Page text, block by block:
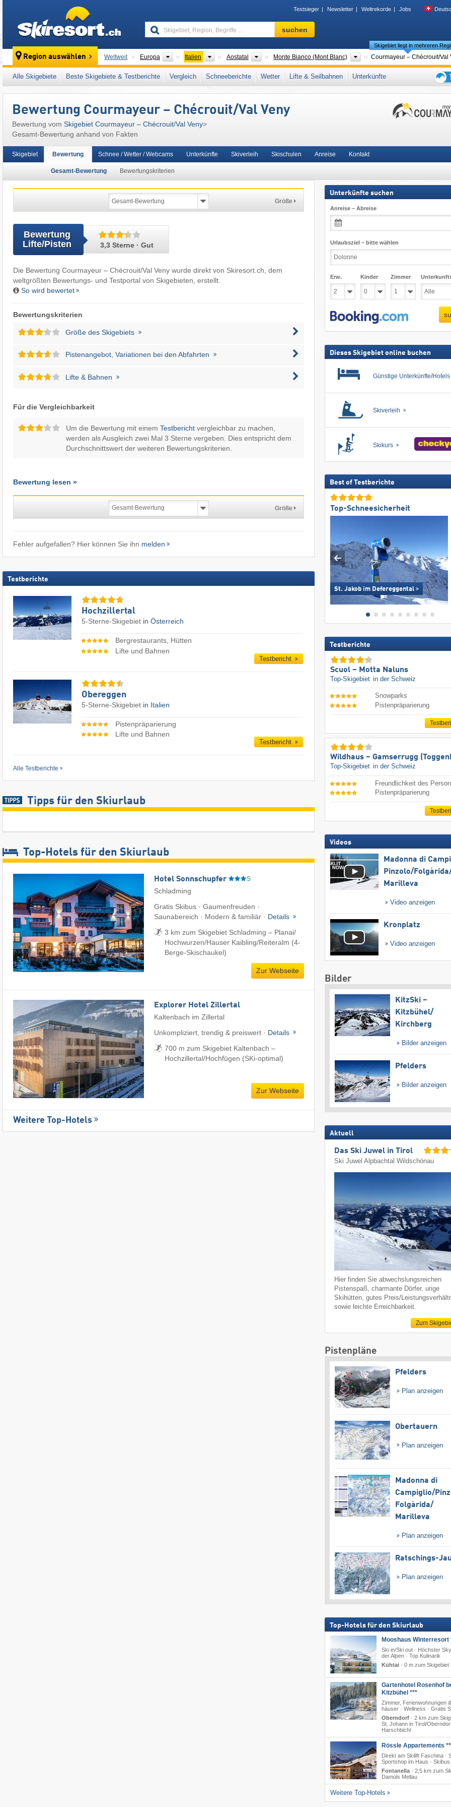
Testsieger Newsletter Weltrekorde Jobs
Skigebiet,
Region,
…
suchen
Region auswählen Weltweit Europa Kontinente
Italien LänderAostatal Regionen
Monte Bianco (Mont Blanc) Tourismusregionen
Skigebiet liegt in mehreren
Courmayeur – Chécrouit/​Val
Dieses Skigebiet liegt auch in: Grajische Alpen Walliser Alpen Nordwestitalien, Ikon Pass , Italienische Alpen Norditalien,
Südeuropa Europäische Union
Alle Skigebiete Beste Skigebiete & Testberichte Vergleich Schneeberichte Wetter Lifte & Seilbahnen
Unterkünfte
den
Bewertung Courmayeur – Chécrouit/​Val Veny
Bewertung vom Skigebiet Courmayeur – Chécrouit/​Val Veny>
Gesamt-Bewertung anhand von Fakten
Skigebiet Bewertung
Gesamt-Bewertung Bewertungskriterien
Schnee / Wetter / Webcams Unterkünfte Skiverleih Skischulen Anreise Kontakt
Größe
Bewertung
Lifte/Pisten
3,3 Sterne · Gut
Die Bewertung Courmayeur – Chécrouit/​Val Veny wurde direkt von Skiresort.ch, dem
weltgrößten Bewertungs- und Testportal von Skigebieten, erstellt.
So wird bewertet
Bewertungskriterien
Größe des Skigebiets
Pistenangebot, Variationen bei den Abfahrten
Lifte & Bahnen
Für die Vergleichbarkeit
Um die Bewertung mit einem Testberichtvergleichbar zu machen,
werden als Ausgleich zwei Mal 3 Sterne vergeben. Dies entspricht dem
Durchschnittswert der weiteren Bewertungskriterien.
Bewertung lesen »
Größe
Fehler aufgefallen? Hier können Sie ihn melden
Testberichte
Hochzillertal
5-Sterne-Skigebiet in Österreich
Bergrestaurants, Hütten
Lifte und Bahnen
Testbericht
Obereggen
5-Sterne-Skigebiet in Italien
Pistenpräparierung
Lifte und Bahnen
Testbericht
Alle Testberichte
Tipps für den Skiurlaub
Top-Hotels für den Skiurlaub
Hotel Sonnschupfer S
Schladming
Gratis Skibus · Gaumenfreuden ·
Saunabereich · Modern & familiär · Details
3 km zum Skigebiet Schladming – Planai/​
Hochwurzen/​Hauser Kaibling/​Reiteralm (4-
Berge-Skischaukel)
Zur Webseite
Explorer Hotel Zillertal
Kaltenbach im Zillertal
Unkompliziert, trendig & preiswert · Details
700 m zum Skigebiet Kaltenbach –
Hochzillertal/​Hochfügen (SKi-optimal)
Zur Webseite
Weitere Top-Hotels
Unterkünfte suchen
Anreise – Abreise
Urlaubsziel – bitte wählen
Erw. Kinder Zimmer
Dieses Skigebiet online buchen
Günstige Unterkünfte/Hotels
Skiverleih
Skikurs
Best of Testberichte
Top-Schneesicherheit
St. Jakob im Defereggental
Testberichte
Scuol – Motta Naluns
Top-Skigebiet in der Schweiz
Snowparks
Pistenpräparierung
Wildhaus – Gamserrugg
Top-Skigebiet in der Schweiz
Freundlichkeit des
Pistenpräparierung
Videos
Madonna di
Pinzolo/​
Marilleva
Video anzeigen
Kronplatz
Video anzeigen
Bilder
KitzSki –
Kitzbühel/​
Kirchberg
Bilder anzeigen
Pfelders
Bilder anzeigen
Aktuell
Das Ski Juwel in Tirol
Ski Juwel Alpbachtal Wildschönau
Hier finden Sie abwechslungsreichen
Pistenspaß, charmante Dörfer, urige
Skihütten, gutes Preis/
sowie leichte Erreichbarkeit.
Zum
Pistenpläne
Pfelders
Plan anzeigen
Obertauern
Plan anzeigen
Madonna di
Campiglio/​
Folgàrida/​
Marilleva
Plan anzeigen
Ratschings-
Plan anzeigen
Top-Hotels für den Skiurlaub
Mooshaus Winterresort
Ski in/Ski out · Höchster
der Alpen · Top Kulinarik
Kühtai· 0 m zum Skigebiet
Gartenhotel Rosenhof
Kitzbühel ***
Zimmer, Ferienwohnungen
häuser · Wellness · Gratis
Oberndorf · 2 km zum
St. Johann in Tirol/​
Harschbichl
Rössle Appartements
Direkt am Skilift Faschina ·
Sportshop im Haus · Skibus
Fontanella · 2,5 km zum
Damüls Mellau
Weitere Top-Hotels